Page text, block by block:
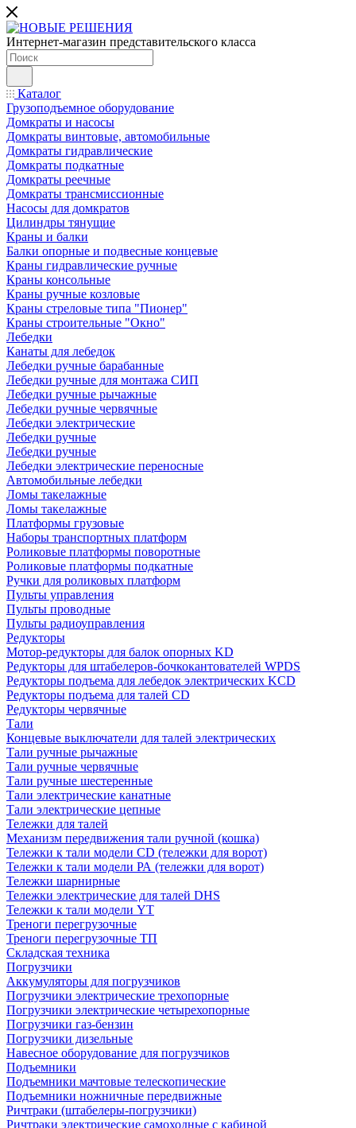
Интернет-магазин представительского класса
Каталог
Грузоподъемное оборудование
Домкраты и насосы
Домкраты винтовые, автомобильные
Домкраты гидравлические
Домкраты подкатные
Домкраты реечные
Домкраты трансмиссионные
Насосы для домкратов
Цилиндры тянущие
Краны и балки
Балки опорные и подвесные концевые
Краны гидравлические ручные
Краны консольные
Краны ручные козловые
Краны стреловые типа "Пионер"
Краны строительные "Окно"
Лебедки
Канаты для лебедок
Лебедки ручные барабанные
Лебедки ручные для монтажа СИП
Лебедки ручные рычажные
Лебедки ручные червячные
Лебедки электрические
Лебедки ручные
Лебедки ручные
Лебедки электрические переносные
Автомобильные лебедки
Ломы такелажные
Ломы такелажные
Платформы грузовые
Наборы транспортных платформ
Роликовые платформы поворотные
Роликовые платформы подкатные
Ручки для роликовых платформ
Пульты управления
Пульты проводные
Пульты радиоуправления
Редукторы
Мотор-редукторы для балок опорных KD
Редукторы для штабелеров-бочкокантователей WPDS
Редукторы подъема для лебедок электрических KCD
Редукторы подъема для талей CD
Редукторы червячные
Тали
Концевые выключатели для талей электрических
Тали ручные рычажные
Тали ручные червячные
Тали ручные шестеренные
Тали электрические канатные
Тали электрические цепные
Тележки для талей
Механизм передвижения тали ручной (кошка)
Тележки к тали модели CD (тележки для ворот)
Тележки к тали модели РА (тележки для ворот)
Тележки шарнирные
Тележки электрические для талей DHS
Тележки к тали модели YT
Треноги перегрузочные
Треноги перегрузочные ТП
Складская техника
Погрузчики
Аккумуляторы для погрузчиков
Погрузчики электрические трехопорные
Погрузчики электрические четырехопорные
Погрузчики газ-бензин
Погрузчики дизельные
Навесное оборудование для погрузчиков
Подъемники
Подъемники мачтовые телескопические
Подъемники ножничные передвижные
Ричтраки (штабелеры-погрузчики)
Ричтраки электрические самоходные с кабиной